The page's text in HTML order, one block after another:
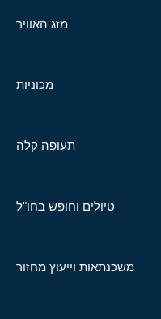
מזג האוויר
מכוניות
תעופה קלה
טיולים וחופש בחו"ל
משכנתאות וייעוץ מחזור